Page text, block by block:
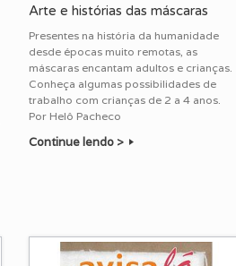
Arte e histórias das máscaras
Presentes na história da humanidade
desde épocas muito remotas, as
máscaras encantam adultos e crianças.
Conheça algumas possibilidades de
trabalho com crianças de 2 a 4 anos.
Por Helô Pacheco
Continue lendo >